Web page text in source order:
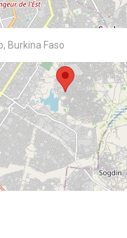
Burkina Faso